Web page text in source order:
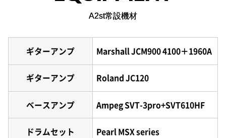
A2st常設機材
ギターアンプ Marshall JCM900 4100＋1960A
ギターアンプ Roland JC120
ベースアンプ Ampeg SVT-3pro+SVT610HF
ドラムセット Pearl MSX series